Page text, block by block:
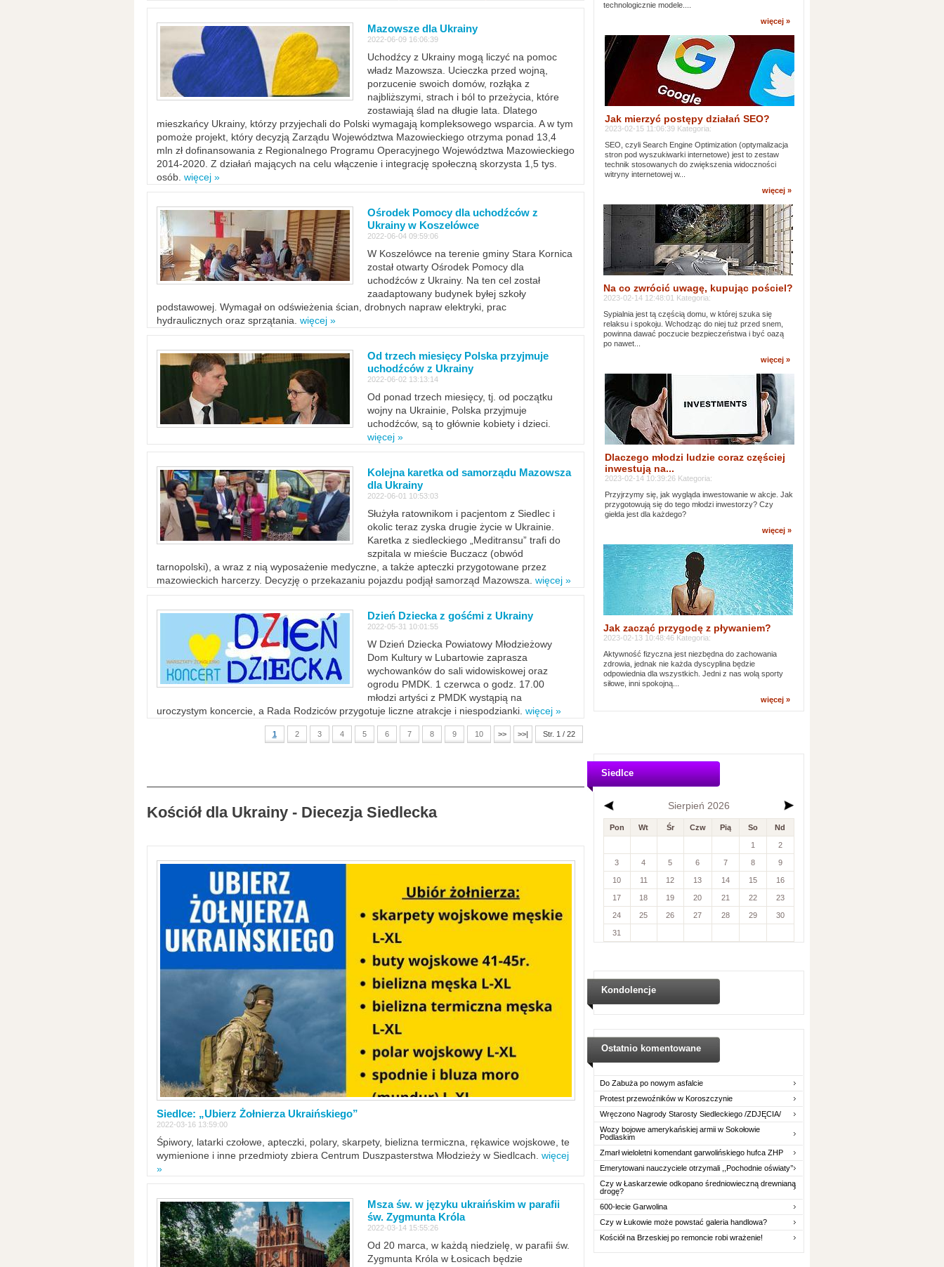
Mazowsze dla Ukrainy
2022-06-09 16:06:39
Uchodźcy z Ukrainy mogą liczyć na pomoc
władz Mazowsza. Ucieczka przed wojną,
porzucenie swoich domów, rozłąka z
najbliższymi, strach i ból to przeżycia, które
zostawiają ślad na długie lata. Dlatego
mieszkańcy Ukrainy, którzy przyjechali do Polski wymagają kompleksowego wsparcia. A w tym
pomoże projekt, który decyzją Zarządu Województwa Mazowieckiego otrzyma ponad 13,4
mln zł dofinansowania z Regionalnego Programu Operacyjnego Województwa Mazowieckiego
2014-2020. Z działań mających na celu włączenie i integrację społeczną skorzysta 1,5 tys.
osób. więcej »
Ośrodek Pomocy dla uchodźców z
Ukrainy w Koszelówce
2022-06-04 09:59:06
W Koszelówce na terenie gminy Stara Kornica
został otwarty Ośrodek Pomocy dla
uchodźców z Ukrainy. Na ten cel został
zaadaptowany budynek byłej szkoły
podstawowej. Wymagał on odświeżenia ścian, drobnych napraw elektryki, prac
hydraulicznych oraz sprzątania. więcej »
Od trzech miesięcy Polska przyjmuje
uchodźców z Ukrainy
2022-06-02 13:13:14
Od ponad trzech miesięcy, tj. od początku
wojny na Ukrainie, Polska przyjmuje
uchodźców, są to głównie kobiety i dzieci.
więcej »
Kolejna karetka od samorządu Mazowsza
dla Ukrainy
2022-06-01 10:53:03
Służyła ratownikom i pacjentom z Siedlec i
okolic teraz zyska drugie życie w Ukrainie.
Karetka z siedleckiego „Meditransu” trafi do
szpitala w mieście Buczacz (obwód
tarnopolski), a wraz z nią wyposażenie medyczne, a także apteczki przygotowane przez
mazowieckich harcerzy. Decyzję o przekazaniu pojazdu podjął samorząd Mazowsza. więcej »
Dzień Dziecka z gośćmi z Ukrainy
2022-05-31 10:01:55
W Dzień Dziecka Powiatowy Młodzieżowy
Dom Kultury w Lubartowie zaprasza
wychowanków do sali widowiskowej oraz
ogrodu PMDK. 1 czerwca o godz. 17.00
młodzi artyści z PMDK wystąpią na
uroczystym koncercie, a Rada Rodziców przygotuje liczne atrakcje i niespodzianki. więcej »
1 2 3 4 5 6 7 8 9 10 >> >>| Str. 1 / 22
Kościół dla Ukrainy - Diecezja Siedlecka
Siedlce: „Ubierz Żołnierza Ukraińskiego”
2022-03-16 13:59:00
Śpiwory, latarki czołowe, apteczki, polary, skarpety, bielizna termiczna, rękawice wojskowe, te
wymienione i inne przedmioty zbiera Centrum Duszpasterstwa Młodzieży w Siedlcach. więcej
»
Msza św. w języku ukraińskim w parafii
św. Zygmunta Króla
2022-03-14 15:55:26
Od 20 marca, w każdą niedzielę, w parafii św.
Zygmunta Króla w Łosicach będzie
technologicznie modele....
więcej »
Jak mierzyć postępy działań SEO?
2023-02-15 11:06:39 Kategoria:
SEO, czyli Search Engine Optimization (optymalizacja
stron pod wyszukiwarki internetowe) jest to zestaw
technik stosowanych do zwiększenia widoczności
witryny internetowej w...
więcej »
Na co zwrócić uwagę, kupując pościel?
2023-02-14 12:48:01 Kategoria:
Sypialnia jest tą częścią domu, w której szuka się
relaksu i spokoju. Wchodząc do niej tuż przed snem,
powinna dawać poczucie bezpieczeństwa i być oazą
po nawet...
więcej »
Dlaczego młodzi ludzie coraz częściej
inwestują na...
2023-02-14 10:39:26 Kategoria:
Przyjrzymy się, jak wygląda inwestowanie w akcje. Jak
przygotowują się do tego młodzi inwestorzy? Czy
giełda jest dla każdego?
więcej »
Jak zacząć przygodę z pływaniem?
2023-02-13 10:48:46 Kategoria:
Aktywność fizyczna jest niezbędna do zachowania
zdrowia, jednak nie każda dyscyplina będzie
odpowiednia dla wszystkich. Jedni z nas wolą sporty
siłowe, inni spokojną...
więcej »
Siedlce
Sierpień 2026
Pon Wt Śr Czw Pią So Nd
1 2
3 4 5 6 7 8 9
10 11 12 13 14 15 16
17 18 19 20 21 22 23
24 25 26 27 28 29 30
31
Kondolencje
Ostatnio komentowane
Do Zabuża po nowym asfalcie
Protest przewoźników w Koroszczynie
Wręczono Nagrody Starosty Siedleckiego /ZDJĘCIA/
Wozy bojowe amerykańskiej armii w Sokołowie
Podlaskim
Zmarł wieloletni komendant garwolińskiego hufca ZHP
Emerytowani nauczyciele otrzymali ,,Pochodnie oświaty’’
Czy w Łaskarzewie odkopano średniowieczną drewnianą
drogę?
600-lecie Garwolina
Czy w Łukowie może powstać galeria handlowa?
Kościół na Brzeskiej po remoncie robi wrażenie!